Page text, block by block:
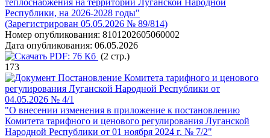
теплоснабжения на территории Луганской Народной
Республики, на 2026-2028 годы"
(Зарегистрирован 05.05.2026 № 89/814)
Номер опубликования: 8101202605060002
Дата опубликования: 06.05.2026
PDF: 76 Кб (2 стр.)
173
Постановление Комитета тарифного и ценового
регулирования Луганской Народной Республики от
04.05.2026 № 4/1
"О внесении изменения в приложение к постановлению
Комитета тарифного и ценового регулирования Луганской
Народной Республики от 01 ноября 2024 г. № 7/2"